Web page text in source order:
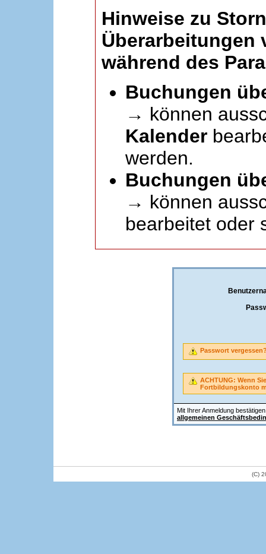
Hinweise zu
Überarbeitungen
während des
Buchungen
→ können
Kalender
werden.
Buchungen
→ können
bearbeitet oder
Mit Ihrer Anmeldung
allgemeinen
Passwort
ACHTUNG: Wenn
Fortbildungskonto
(C)